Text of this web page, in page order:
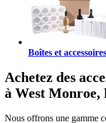
Boîtes et
Achetez des
à West
Nous offrons une gamme